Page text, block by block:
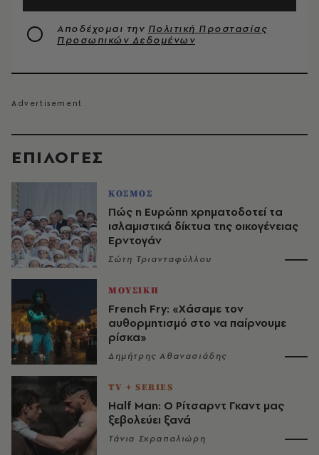
EΠΙΛΟΓΈΣ
ΚΟΣΜΟΣ
Πώς η Ευρώπη χρηματοδοτεί τα
ισλαμιστικά δίκτυα της οικογένειας
Ερντογάν
Σώτη Τριανταφύλλου
ΜΟΥΣΙΚΗ
French Fry: «Χάσαμε τον
αυθορμητισμό στο να παίρνουμε
ρίσκα»
Δημήτρης Αθανασιάδης
TV + SERIES
Half Man: Ο Ρίτσαρντ Γκαντ μας
ξεβολεύει ξανά
Τάνια Σκραπαλιώρη
Αποδέχομαι την Πολιτική Προστασίας
Προσωπικών Δεδομένων